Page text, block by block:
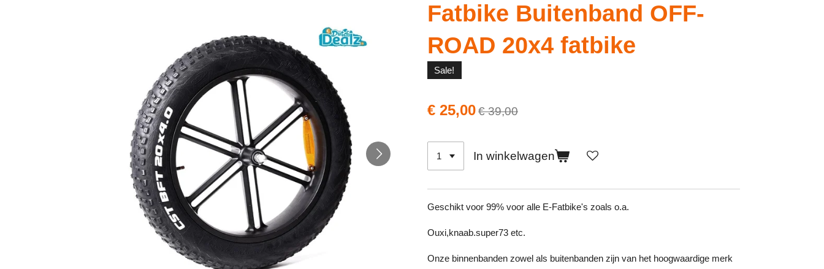
Fatbike Buitenband OFF-
ROAD 20x4 fatbike
Sale!
€ 25,00€ 39,00
In winkelwagen
Geschikt voor 99% voor alle E-Fatbike's zoals o.a.
Ouxi,knaab.super73 etc.
Onze binnenbanden zowel als buitenbanden zijn van het hoogwaardige merk